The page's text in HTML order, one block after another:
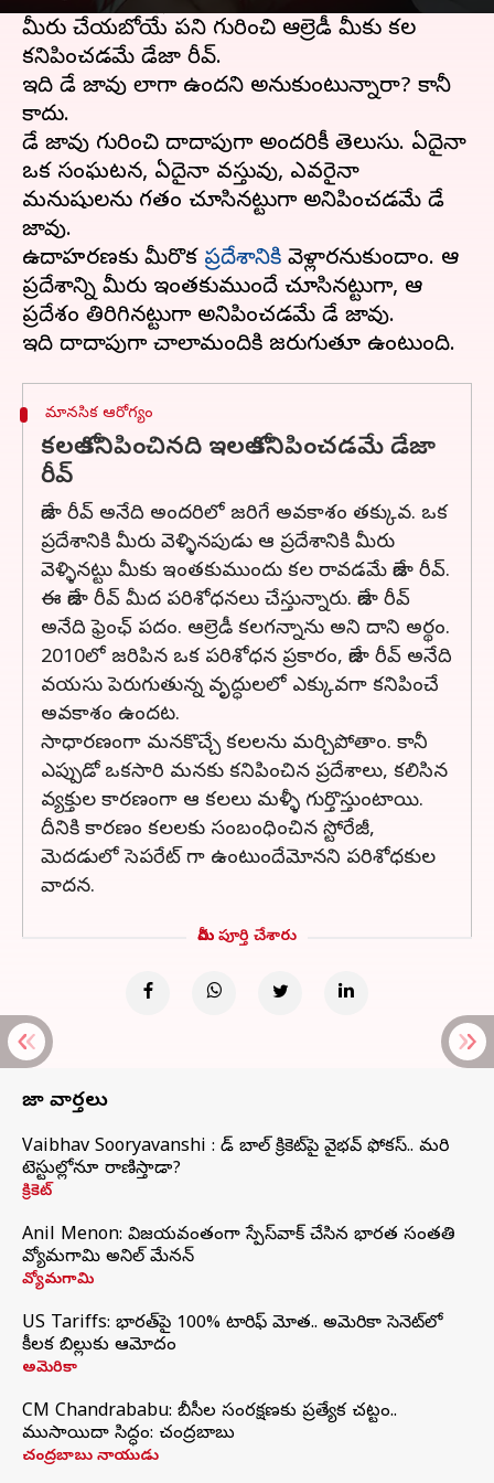
మీరు చేయబోయే పని గురించి ఆల్రెడీ మీకు కలలో
కనిపించడమే డేజా రీవ్.
ఇది డే జావు లాగా ఉందని అనుకుంటున్నారా? కానీ
కాదు.
డే జావు గురించి దాదాపుగా అందరికీ తెలుసు. ఏదైనా
ఒక సంఘటన, ఏదైనా వస్తువు, ఎవరైనా
మనుషులను గతంలో చూసినట్టుగా అనిపించడమే డే
జావు.
ఉదాహరణకు మీరొక ప్రదేశానికి వెళ్లారనుకుందాం. ఆ
ప్రదేశాన్ని మీరు ఇంతకుముందే చూసినట్టుగా, ఆ
ప్రదేశంలో తిరిగినట్టుగా అనిపించడమే డే జావు.
మానసిక ఆరోగ్యం
కలలో కనిపించినది ఇలలో కనిపించడమే డేజా
రీవ్
డేజా రీవ్ అనేది అందరిలో జరిగే అవకాశం తక్కువ. ఒక
ప్రదేశానికి మీరు వెళ్ళినపుడు ఆ ప్రదేశానికి మీరు
వెళ్ళినట్టు మీకు ఇంతకుముందు కల రావడమే డేజా రీవ్.
ఈ డేజా రీవ్ మీద పరిశోధనలు చేస్తున్నారు. డేజా రీవ్
అనేది ఫ్రెంఛ్ పదం. ఆల్రెడీ కలగన్నాను అని దాని అర్థం.
2010లో జరిపిన ఒక పరిశోధన ప్రకారం, డేజా రీవ్ అనేది
వయసు పెరుగుతున్న వృద్ధులలో ఎక్కువగా కనిపించే
అవకాశం ఉందట.
సాధారణంగా మనకొచ్చే కలలను మర్చిపోతాం. కానీ
ఎప్పుడో ఒకసారి మనకు కనిపించిన ప్రదేశాలు, కలిసిన
వ్యక్తుల కారణంగా ఆ కలలు మళ్ళీ గుర్తొస్తుంటాయి.
దీనికి కారణం కలలకు సంబంధించిన స్టోరేజీ,
మెదడులో సెపరేట్ గా ఉంటుందేమోనని పరిశోధకుల
వాదన.
మీరు పూర్తి చేశారు
తాజా వార్తలు
Vaibhav Sooryavanshi : రెడ్ బాల్ క్రికెట్‌పై వైభవ్ ఫోకస్.. మరి
టెస్టుల్లోనూ రాణిస్తాడా?
క్రికెట్
Anil Menon: విజయవంతంగా స్పేస్‌వాక్‌ చేసిన భారత సంతతి
వ్యోమగామి అనిల్‌ మేనన్
వ్యోమగామి
US Tariffs: భారత్‌పై 100% టారిఫ్‌ మోత.. అమెరికా సెనెట్‌లో
కీలక బిల్లుకు ఆమోదం
అమెరికా
CM Chandrababu: బీసీల సంరక్షణకు ప్రత్యేక చట్టం..
ముసాయిదా సిద్ధం: చంద్రబాబు
చంద్రబాబు నాయుడు